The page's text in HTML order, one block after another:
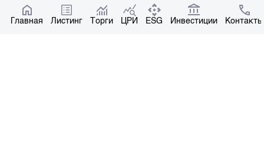
Главная Листинг Торги ЦРИ ESG Инвестиции Контакты
Котировки по ЦБ
Центр раскрытия информации